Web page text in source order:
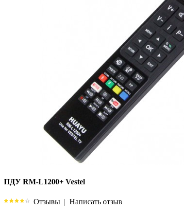
ПДУ RM-L1200+ Vestel
Отзывы | Написать отзыв